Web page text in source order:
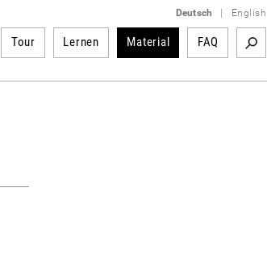
Deutsch English
Tour Lernen Material FAQ